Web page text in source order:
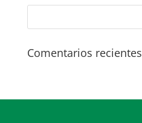
Comentarios recientes